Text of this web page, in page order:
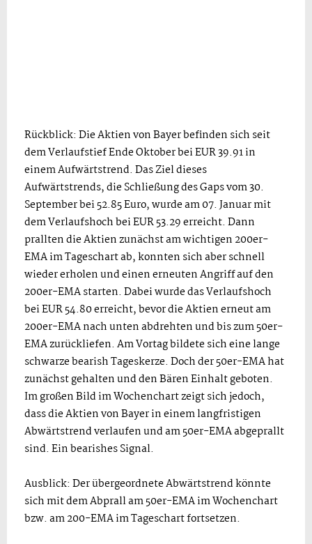
Rückblick: Die Aktien von Bayer befinden sich seit
dem Verlaufstief Ende Oktober bei EUR 39.91 in
einem Aufwärtstrend. Das Ziel dieses
Aufwärtstrends, die Schließung des Gaps vom 30.
September bei 52.85 Euro, wurde am 07. Januar mit
dem Verlaufshoch bei EUR 53.29 erreicht. Dann
prallten die Aktien zunächst am wichtigen 200er-
EMA im Tageschart ab, konnten sich aber schnell
wieder erholen und einen erneuten Angriff auf den
200er-EMA starten. Dabei wurde das Verlaufshoch
bei EUR 54.80 erreicht, bevor die Aktien erneut am
200er-EMA nach unten abdrehten und bis zum 50er-
EMA zurückliefen. Am Vortag bildete sich eine lange
schwarze bearish Tageskerze. Doch der 50er-EMA hat
zunächst gehalten und den Bären Einhalt geboten.
Im großen Bild im Wochenchart zeigt sich jedoch,
dass die Aktien von Bayer in einem langfristigen
Abwärtstrend verlaufen und am 50er-EMA abgeprallt
sind. Ein bearishes Signal.
Ausblick: Der übergeordnete Abwärtstrend könnte
sich mit dem Abprall am 50er-EMA im Wochenchart
bzw. am 200-EMA im Tageschart fortsetzen.